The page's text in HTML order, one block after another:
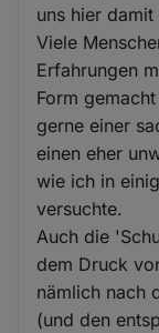
uns hier damit
Viele
Erfahrungen
Form
gerne einer
einen eher
wie ich in
versuchte.
Auch die
dem Druck
nämlich nach
(und den